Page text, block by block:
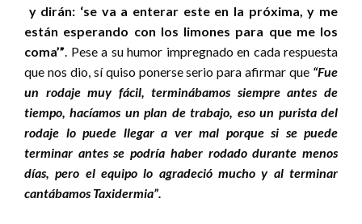
y dirán: ‘se va a enterar este en la próxima, y me
están esperando con los limones para que me los
coma’”. Pese a su humor impregnado en cada respuesta
que nos dio, sí quiso ponerse serio para afirmar que “Fue
un rodaje muy fácil, terminábamos siempre antes de
tiempo, hacíamos un plan de trabajo, eso un purista del
rodaje lo puede llegar a ver mal porque si se puede
terminar antes se podría haber rodado durante menos
días, pero el equipo lo agradeció mucho y al terminar
cantábamos Taxidermia”.